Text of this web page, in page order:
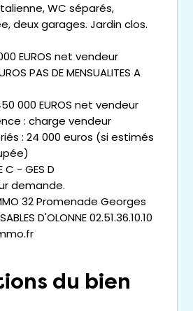
WC séparés,
deux garages. Jardin clos.
EUROS net vendeur
PAS DE MENSUALITES A
450 000 EUROS net vendeur
: charge vendeur
: 24 000 euros (si estimés
C - GES D
demande.
32 Promenade Georges
D'OLONNE 02.51.36.10.10
du bien